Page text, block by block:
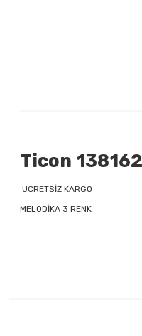
Ticon
ÜCRETSİZ KARGO
MELODİKA 3 RENK